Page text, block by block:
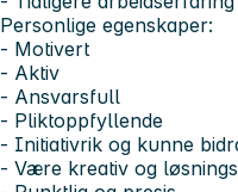
Personlige egenskaper:
- Motivert
- Aktiv
- Ansvarsfull
- Pliktoppfyllende
- Initiativrik og kunne
- Være kreativ og